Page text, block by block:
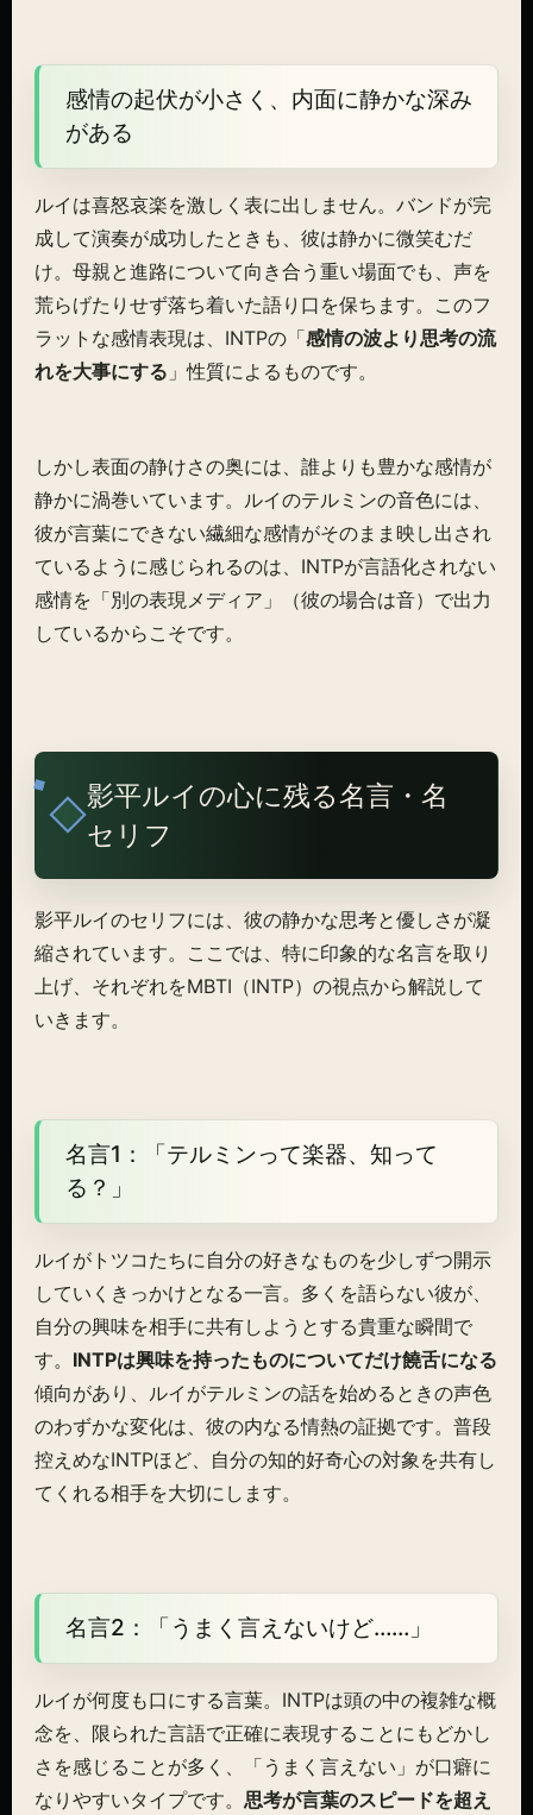
感情の起伏が小さく、内面に静かな深み
がある
ルイは喜怒哀楽を激しく表に出しません。バンドが完
成して演奏が成功したときも、彼は静かに微笑むだ
け。母親と進路について向き合う重い場面でも、声を
荒らげたりせず落ち着いた語り口を保ちます。このフ
ラットな感情表現は、INTPの「感情の波より思考の流
れを大事にする 」性質によるものです。
しかし表面の静けさの奥には、誰よりも豊かな感情が
静かに渦巻いています。ルイのテルミンの音色には、
彼が言葉にできない繊細な感情がそのまま映し出され
ているように感じられるのは、INTPが言語化されない
感情を「別の表現メディア」（彼の場合は音）で出力
しているからこそです。
影平ルイの心に残る名言・名
セリフ
影平ルイのセリフには、彼の静かな思考と優しさが凝
縮されています。ここでは、特に印象的な名言を取り
上げ、それぞれをMBTI（INTP）の視点から解説して
いきます。
名言1：「テルミンって楽器、知って
る？」
ルイがトツコたちに自分の好きなものを少しずつ開示
していくきっかけとなる一言。多くを語らない彼が、
自分の興味を相手に共有しようとする貴重な瞬間で
す。 INTPは興味を持ったものについてだけ饒舌になる
傾向があり、ルイがテルミンの話を始めるときの声色
のわずかな変化は、彼の内なる情熱の証拠です。普段
控えめなINTPほど、自分の知的好奇心の対象を共有し
てくれる相手を大切にします。
名言2：「うまく言えないけど……」
ルイが何度も口にする言葉。INTPは頭の中の複雑な概
念を、限られた言語で正確に表現することにもどかし
さを感じることが多く、「うまく言えない」が口癖に
なりやすいタイプです。 思考が言葉のスピードを超え